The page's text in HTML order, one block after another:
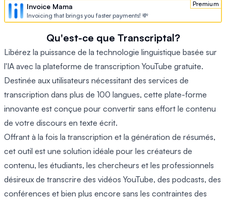
Premium
Invoice Mama
Invoicing that brings you faster payments! 💸
Qu'est-ce que Transcriptal?
Libérez la puissance de la technologie linguistique basée sur
l'IA avec la plateforme de transcription YouTube gratuite.
Destinée aux utilisateurs nécessitant des services de
transcription dans plus de 100 langues, cette plate-forme
innovante est conçue pour convertir sans effort le contenu
de votre discours en texte écrit.
Offrant à la fois la transcription et la génération de résumés,
cet outil est une solution idéale pour les créateurs de
contenu, les étudiants, les chercheurs et les professionnels
désireux de transcrire des vidéos YouTube, des podcasts, des
conférences et bien plus encore sans les contraintes des